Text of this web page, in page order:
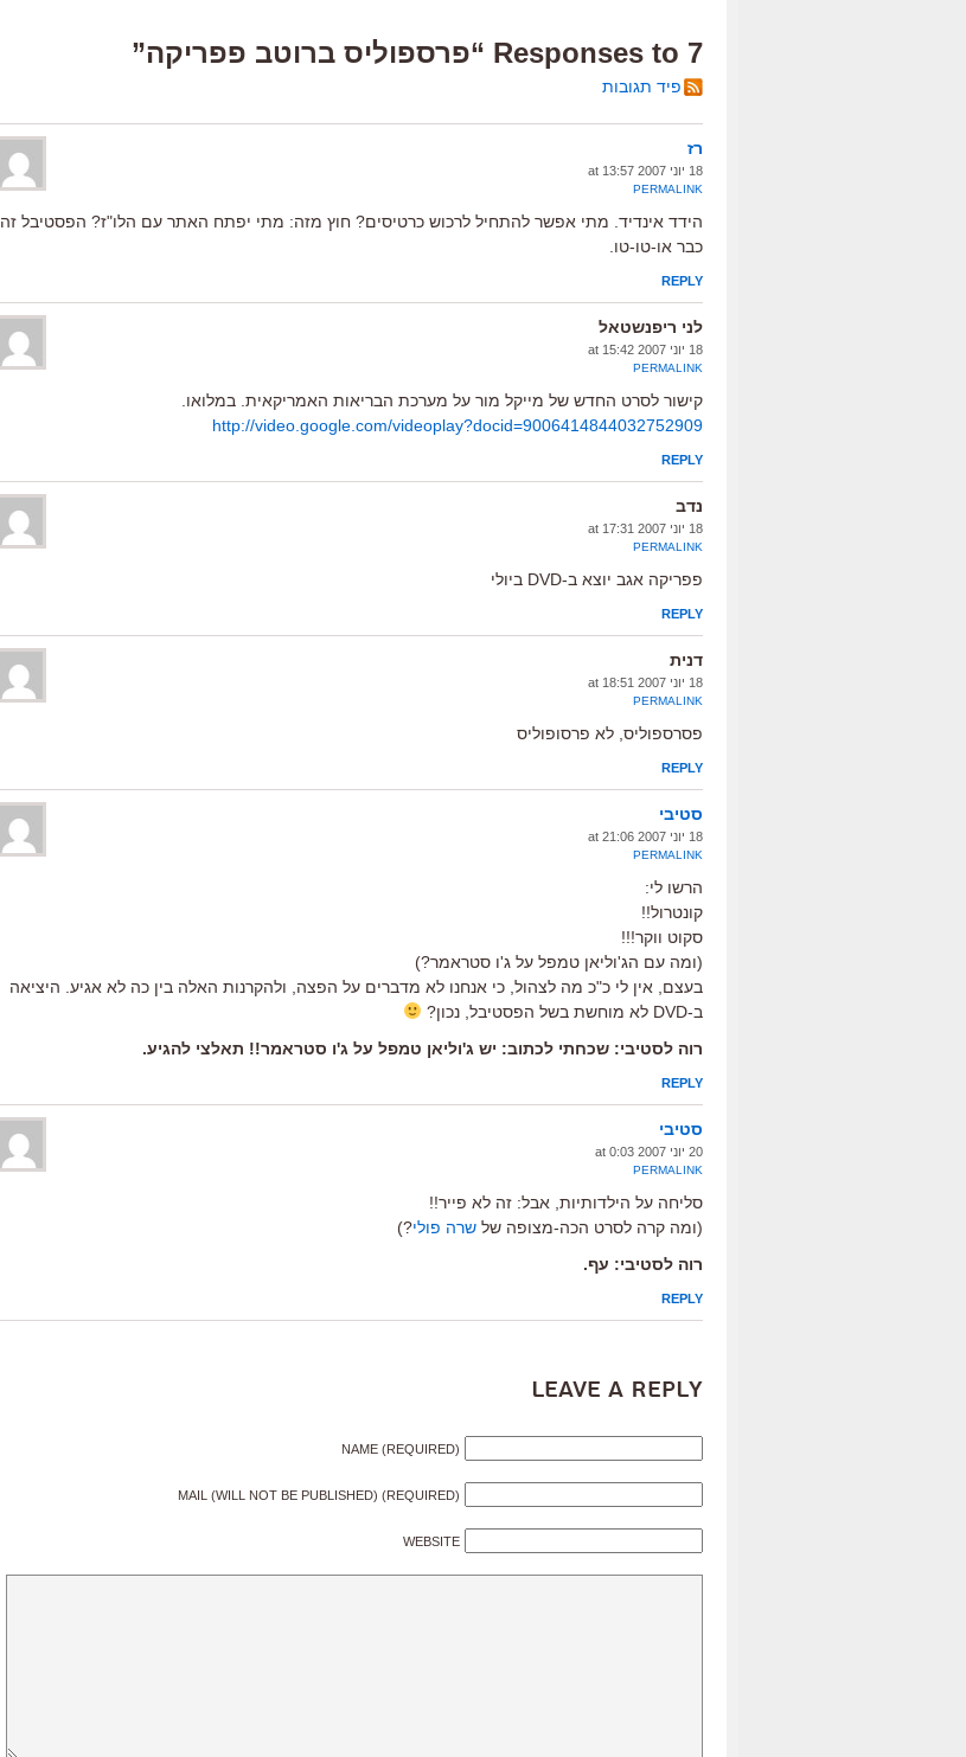
7 Responses to “פרספוליס ברוטב פפריקה”
פיד תגובות
רז
18 יוני 2007 at 13:57
PERMALINK
הידד אינדיד. מתי אפשר להתחיל לרכוש כרטיסים? חוץ מזה: מתי יפתח האתר עם הלו"ז? הפסטיבל זה
כבר או-טו-טו.
REPLY
לני ריפנשטאל
18 יוני 2007 at 15:42
PERMALINK
קישור לסרט החדש של מייקל מור על מערכת הבריאות האמריקאית. במלואו.
http://video.google.com/videoplay?docid=9006414844032752909
REPLY
נדב
18 יוני 2007 at 17:31
PERMALINK
פפריקה אגב יוצא ב-DVD ביולי
REPLY
דנית
18 יוני 2007 at 18:51
PERMALINK
פסרספוליס, לא פרסופוליס
REPLY
סטיבי
18 יוני 2007 at 21:06
PERMALINK
הרשו לי:
קונטרול!!
סקוט ווקר!!!
(ומה עם הג'וליאן טמפל על ג'ו סטראמר?)
בעצם, אין לי כ"כ מה לצהול, כי אנחנו לא מדברים על הפצה, ולהקרנות האלה בין כה לא אגיע. היציאה
ב-DVD לא מוחשת בשל הפסטיבל, נכון?
רוה לסטיבי: שכחתי לכתוב: יש ג'וליאן טמפל על ג'ו סטראמר!! תאלצי להגיע.
REPLY
סטיבי
20 יוני 2007 at 0:03
PERMALINK
סליחה על הילדותיות, אבל: זה לא פייר!!
(ומה קרה לסרט הכה-מצופה של שרה פולי?)
רוה לסטיבי: עף.
REPLY
Leave a Reply
NAME (REQUIRED)
MAIL (WILL NOT BE PUBLISHED) (REQUIRED)
WEBSITE